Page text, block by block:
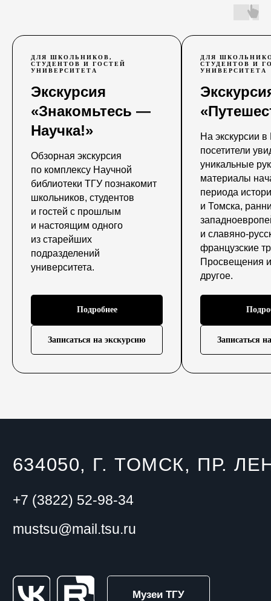
ДЛЯ ШКОЛЬНИКОВ,
СТУДЕНТОВ И ГОСТЕЙ
УНИВЕРСИТЕТА
Экскурсия
«Знакомьтесь —
Научка!»
Обзорная экскурсия
по комплексу Научной
библиотеки ТГУ познакомит
школьников, студентов
и гостей с прошлым
и настоящим одного
из старейших
подразделений
университета.
Подробнее
Записаться на экскурсию
ДЛЯ
СТУДЕНТОВ И
УНИВЕРСИТЕТА
На экскурсии в
посетители
уникальные
материалы
периода
и Томска,
и славяно-
французские
Просвещения
другое.
Записаться
634050, Г. ТОМСК, ПР.
mustsu@mail.tsu.ru
Музеи ТГУ